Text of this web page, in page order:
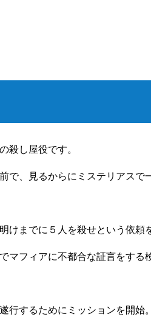
殺し屋役です。
で、見るからにミステリアスで
けまでに５人を殺せという依頼
マフィアに不都合な証言をする
行するためにミッションを開始。